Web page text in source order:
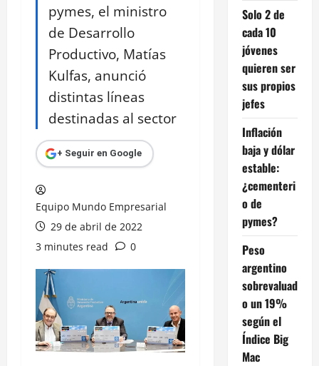
pymes, el ministro
de Desarrollo
Productivo, Matías
Kulfas, anunció
distintas líneas
destinadas al sector
+ Seguir en Google
Equipo Mundo Empresarial
29 de abril de 2022
3 minutes read
0
Solo 2 de
cada 10
jóvenes
quieren ser
sus propios
jefes
Inflación
baja y dólar
estable:
¿cementeri
o de
pymes?
Peso
argentino
sobrevaluad
o un 19%
según el
Índice Big
Mac